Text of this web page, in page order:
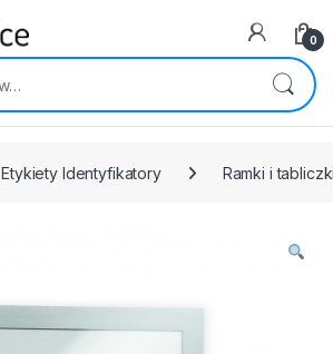
0
Etykiety Identyfikatory Ramki i